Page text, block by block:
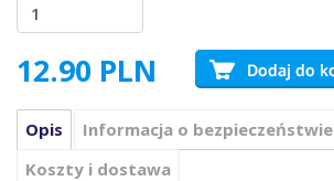
12.90 PLN
Opis
Informacja o bezpieczeństwie
Koszty i dostawa